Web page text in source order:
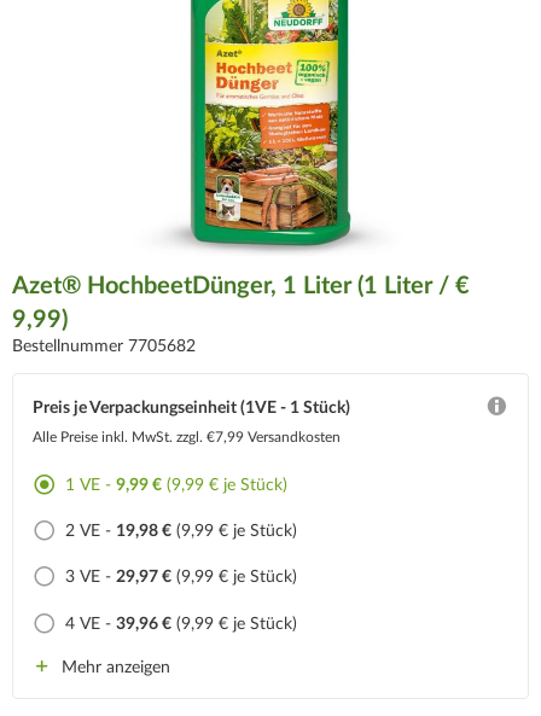
Azet® HochbeetDünger, 1 Liter (1 Liter / €
9,99)
Bestellnummer 7705682
Preis je Verpackungseinheit (1VE - 1 Stück)
Alle Preise inkl. MwSt. zzgl. €7,99 Versandkosten
1 VE - 9,99 € (9,99 € je Stück)
2 VE - 19,98 € (9,99 € je Stück)
3 VE - 29,97 € (9,99 € je Stück)
4 VE - 39,96 € (9,99 € je Stück)
Mehr anzeigen